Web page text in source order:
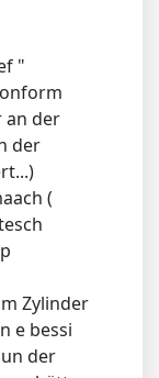
"
an der
der
(
Zylinder
e bessi
der